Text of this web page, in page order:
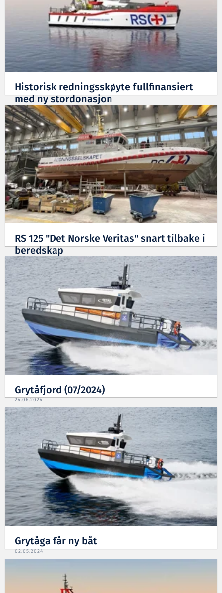
Historisk redningsskøyte fullfinansiert
med ny stordonasjon
27.03.2025
RS 125 "Det Norske Veritas" snart tilbake i
beredskap
15.01.2025
Grytåfjord (07/2024)
24.06.2024
Grytåga får ny båt
02.05.2024